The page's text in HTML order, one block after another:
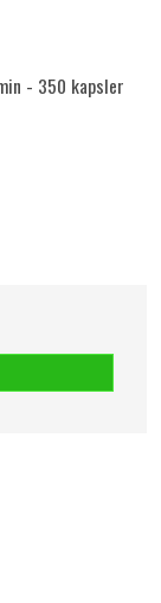
- 350 kapsler